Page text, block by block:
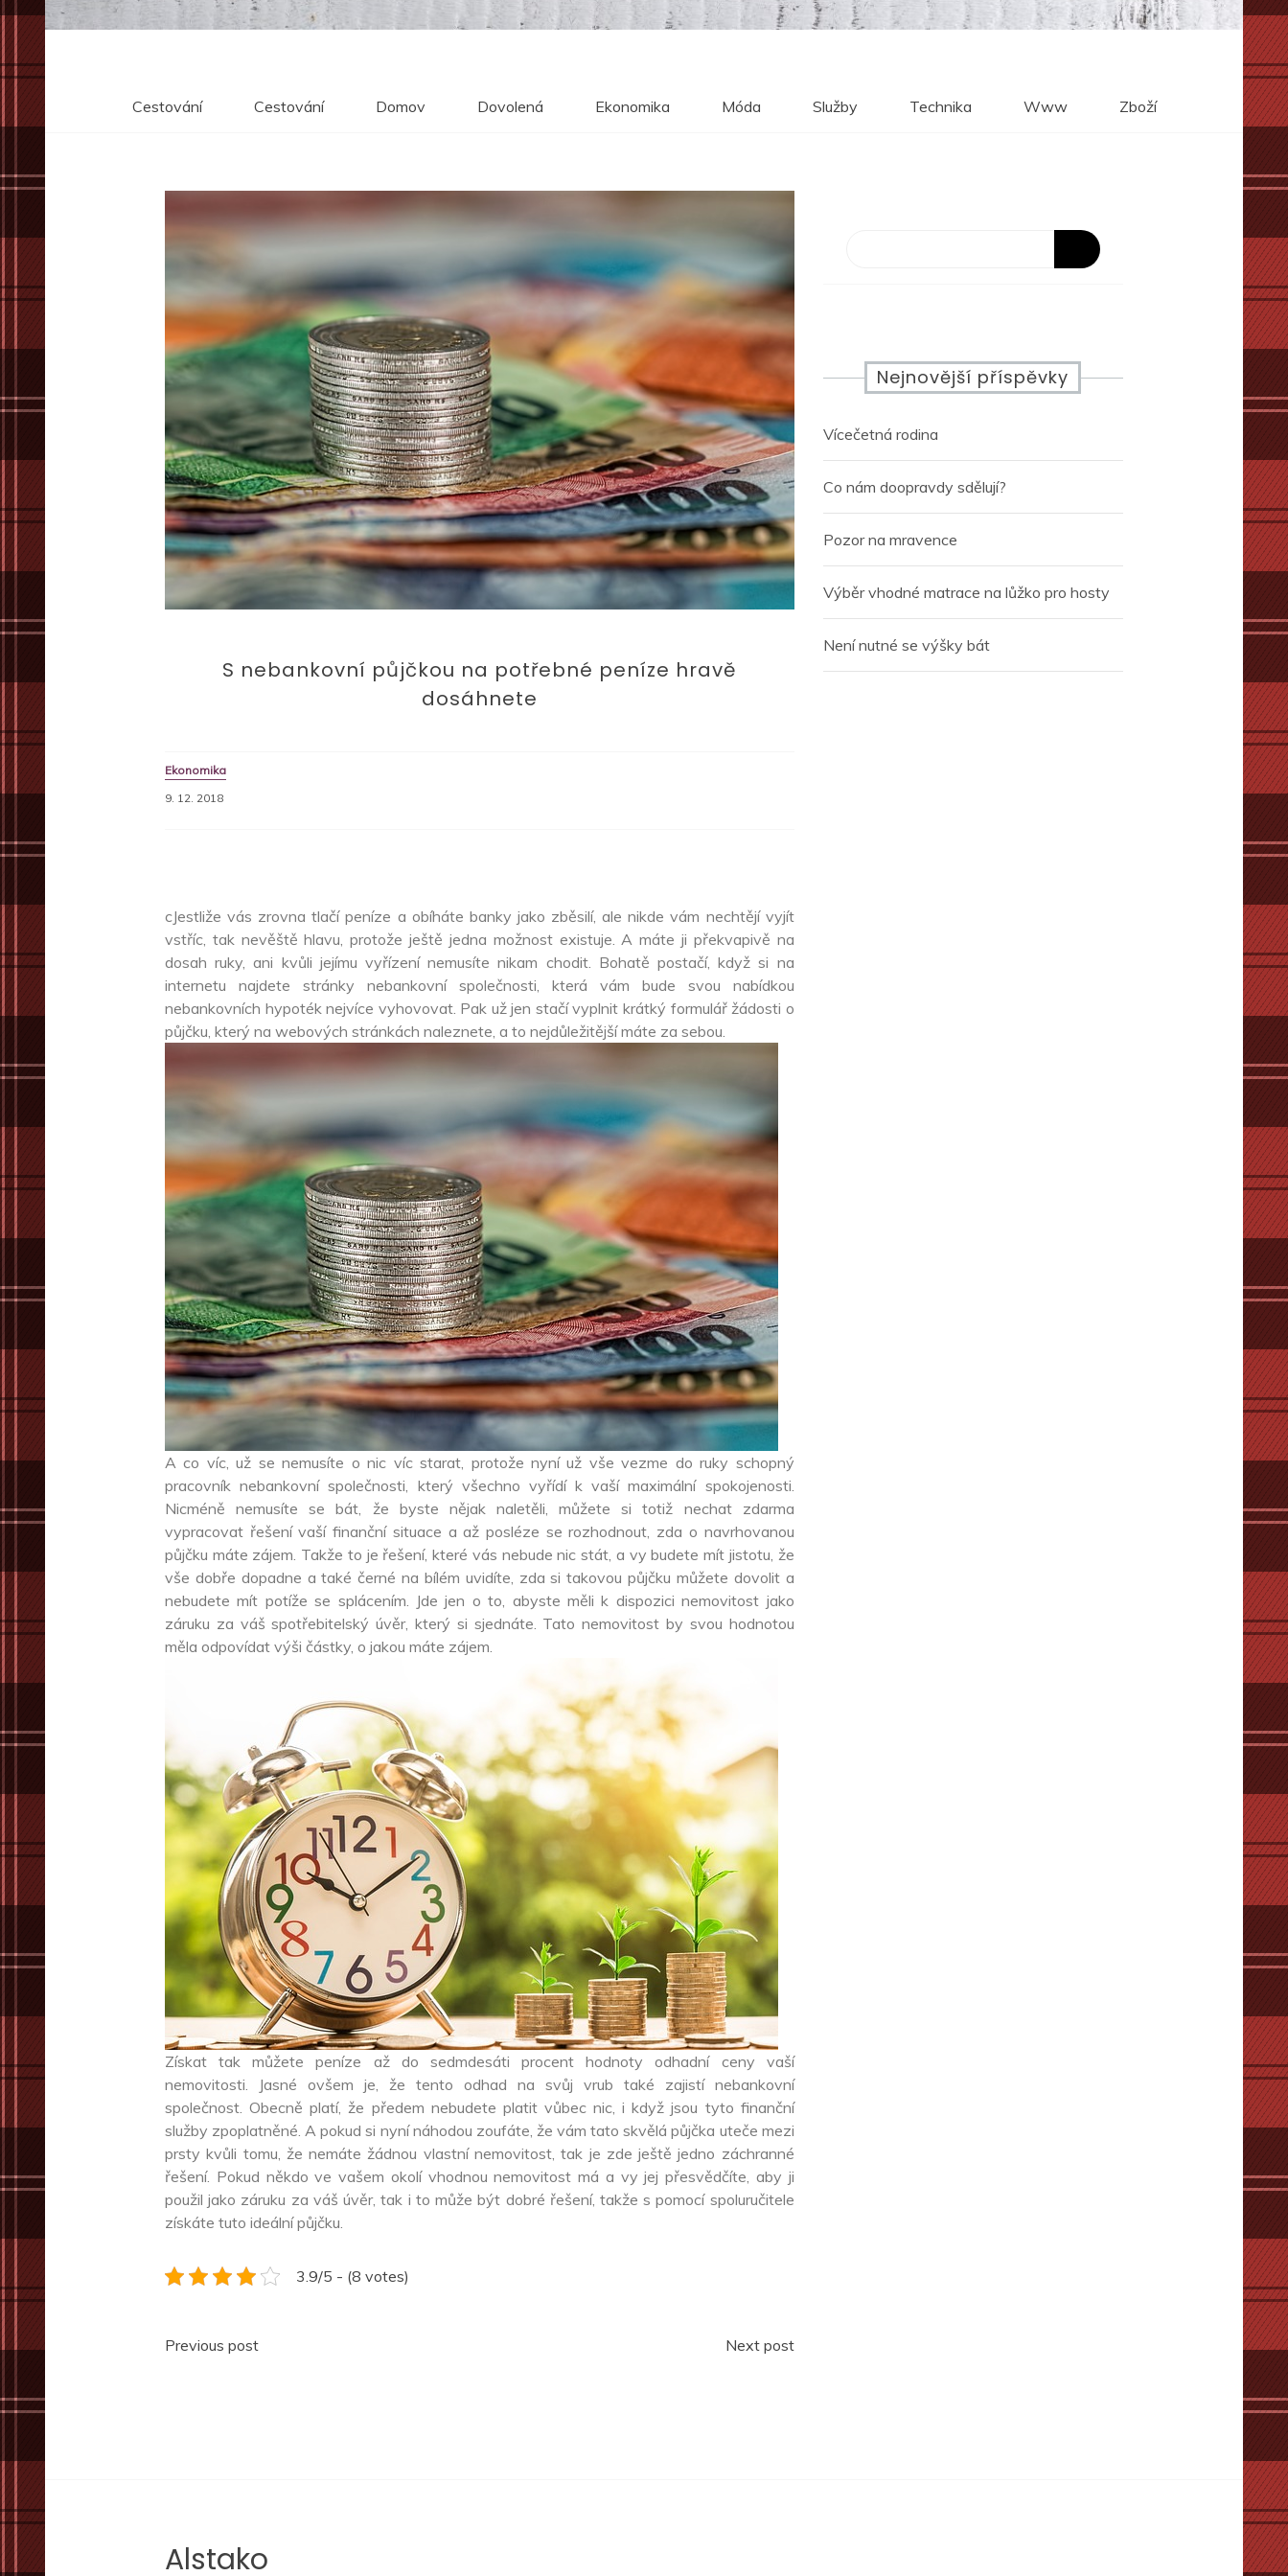
Cestování Cestování Domov Dovolená Ekonomika Móda Služby Technika Www Zboží
S nebankovní půjčkou na potřebné peníze hravě
dosáhnete
Ekonomika
9. 12. 2018
cJestliže vás zrovna tlačí peníze a obíháte banky jako zběsilí, ale nikde vám nechtějí vyjít
vstříc, tak nevěště hlavu, protože ještě jedna možnost existuje. A máte ji překvapivě na
dosah ruky, ani kvůli jejímu vyřízení nemusíte nikam chodit. Bohatě postačí, když si na
internetu najdete stránky nebankovní společnosti, která vám bude svou nabídkou
nebankovních hypotéknejvíce vyhovovat. Pak už jen stačí vyplnit krátký formulář žádosti o
půjčku, který na webových stránkách naleznete, a to nejdůležitější máte za sebou.
A co víc, už se nemusíte o nic víc starat, protože nyní už vše vezme do ruky schopný
pracovník nebankovní společnosti, který všechno vyřídí k vaší maximální spokojenosti.
Nicméně nemusíte se bát, že byste nějak naletěli, můžete si totiž nechat zdarma
vypracovat řešení vaší finanční situace a až posléze se rozhodnout, zda o navrhovanou
půjčku máte zájem. Takže to je řešení, které vás nebude nic stát, a vy budete mít jistotu, že
vše dobře dopadne a také černé na bílém uvidíte, zda si takovou půjčku můžete dovolit a
nebudete mít potíže se splácením. Jde jen o to, abyste měli k dispozici nemovitost jako
záruku za váš spotřebitelský úvěr, který si sjednáte. Tato nemovitost by svou hodnotou
měla odpovídat výši částky, o jakou máte zájem.
Získat tak můžete peníze až do sedmdesáti procent hodnoty odhadní ceny vaší
nemovitosti. Jasné ovšem je, že tento odhad na svůj vrub také zajistí nebankovní
společnost. Obecně platí, že předem nebudete platit vůbec nic, i když jsou tyto finanční
služby zpoplatněné. A pokud si nyní náhodou zoufáte, že vám tato skvělá půjčka uteče mezi
prsty kvůli tomu, že nemáte žádnou vlastní nemovitost, tak je zde ještě jedno záchranné
řešení. Pokud někdo ve vašem okolí vhodnou nemovitost má a vy jej přesvědčíte, aby ji
použil jako záruku za váš úvěr, tak i to může být dobré řešení, takže s pomocí spoluručitele
získáte tuto ideální půjčku.
3.9/5 - (8 votes)
Navigace
Previous post Next post
Nejnovější příspěvky
Vícečetná rodina
Co nám doopravdy sdělují?
Pozor na mravence
Výběr vhodné matrace na lůžko pro hosty
Není nutné se výšky bát
Alstako